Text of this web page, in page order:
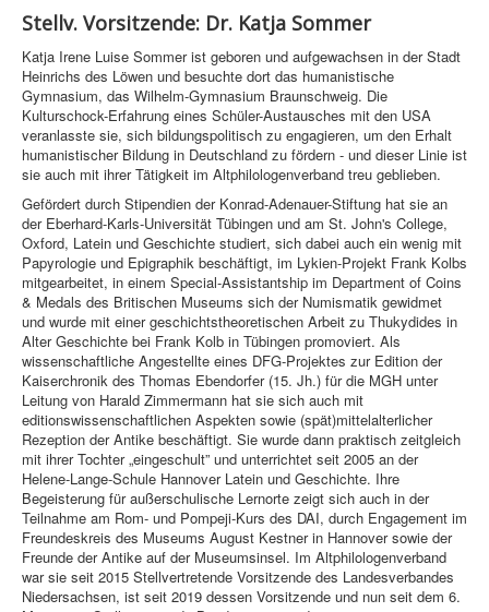
Stellv. Vorsitzende: Dr. Katja Sommer
Katja Irene Luise Sommer ist geboren und aufgewachsen in der Stadt
Heinrichs des Löwen und besuchte dort das humanistische
Gymnasium, das Wilhelm-Gymnasium Braunschweig. Die
Kulturschock-Erfahrung eines Schüler-Austausches mit den USA
veranlasste sie, sich bildungspolitisch zu engagieren, um den Erhalt
humanistischer Bildung in Deutschland zu fördern - und dieser Linie ist
sie auch mit ihrer Tätigkeit im Altphilologenverband treu geblieben.
Gefördert durch Stipendien der Konrad-Adenauer-Stiftung hat sie an
der Eberhard-Karls-Universität Tübingen und am St. John's College,
Oxford, Latein und Geschichte studiert, sich dabei auch ein wenig mit
Papyrologie und Epigraphik beschäftigt, im Lykien-Projekt Frank Kolbs
mitgearbeitet, in einem Special-Assistantship im Department of Coins
& Medals des Britischen Museums sich der Numismatik gewidmet
und wurde mit einer geschichtstheoretischen Arbeit zu Thukydides in
Alter Geschichte bei Frank Kolb in Tübingen promoviert. Als
wissenschaftliche Angestellte eines DFG-Projektes zur Edition der
Kaiserchronik des Thomas Ebendorfer (15. Jh.) für die MGH unter
Leitung von Harald Zimmermann hat sie sich auch mit
editionswissenschaftlichen Aspekten sowie (spät)mittelalterlicher
Rezeption der Antike beschäftigt. Sie wurde dann praktisch zeitgleich
mit ihrer Tochter „eingeschult” und unterrichtet seit 2005 an der
Helene-Lange-Schule Hannover Latein und Geschichte. Ihre
Begeisterung für außerschulische Lernorte zeigt sich auch in der
Teilnahme am Rom- und Pompeji-Kurs des DAI, durch Engagement im
Freundeskreis des Museums August Kestner in Hannover sowie der
Freunde der Antike auf der Museumsinsel. Im Altphilologenverband
war sie seit 2015 Stellvertretende Vorsitzende des Landesverbandes
Niedersachsen, ist seit 2019 dessen Vorsitzende und nun seit dem 6.